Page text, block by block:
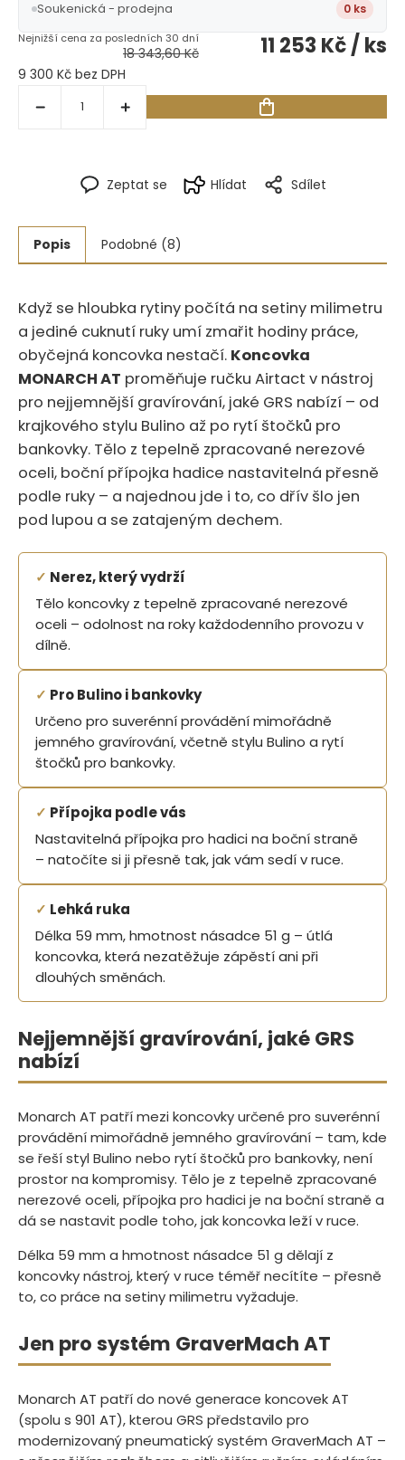
Zeptat se Hlídat Sdílet
Soukenická - prodejna 0 ks
18 343,60 Kč 11 253 Kč/ ks
9 300 Kč bez DPH
Popis Podobné (8)
Když se hloubka rytiny počítá na setiny milimetru
a jediné cuknutí ruky umí zmařit hodiny práce,
obyčejná koncovka nestačí. Koncovka
MONARCH AT proměňuje ručku Airtact v nástroj
pro nejjemnější gravírování, jaké GRS nabízí – od
krajkového stylu Bulino až po rytí štočků pro
bankovky. Tělo z tepelně zpracované nerezové
oceli, boční přípojka hadice nastavitelná přesně
podle ruky – a najednou jde i to, co dřív šlo jen
pod lupou a se zatajeným dechem.
✓ Nerez, který vydrží
Tělo koncovky z tepelně zpracované nerezové
oceli – odolnost na roky každodenního provozu v
dílně.
✓ Pro Bulino i bankovky
Určeno pro suverénní provádění mimořádně
jemného gravírování, včetně stylu Bulino a rytí
štočků pro bankovky.
✓ Přípojka podle vás
Nastavitelná přípojka pro hadici na boční straně
– natočíte si ji přesně tak, jak vám sedí v ruce.
✓ Lehká ruka
Délka 59 mm, hmotnost násadce 51 g – útlá
koncovka, která nezatěžuje zápěstí ani při
dlouhých směnách.
Nejjemnější gravírování, jaké GRS
nabízí
Monarch AT patří mezi koncovky určené pro suverénní
provádění mimořádně jemného gravírování – tam, kde
se řeší styl Bulino nebo rytí štočků pro bankovky, není
prostor na kompromisy. Tělo je z tepelně zpracované
nerezové oceli, přípojka pro hadici je na boční straně a
dá se nastavit podle toho, jak koncovka leží v ruce.
Délka 59 mm a hmotnost násadce 51 g dělají z
koncovky nástroj, který v ruce téměř necítíte – přesně
to, co práce na setiny milimetru vyžaduje.
Jen pro systém GraverMach AT
Monarch AT patří do nové generace koncovek AT
(spolu s 901 AT), kterou GRS představilo pro
modernizovaný pneumatický systém GraverMach AT –